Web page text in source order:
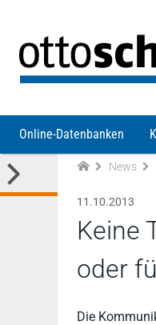
Online-Datenbanken
News
11.10.2013
Keine
oder
Die